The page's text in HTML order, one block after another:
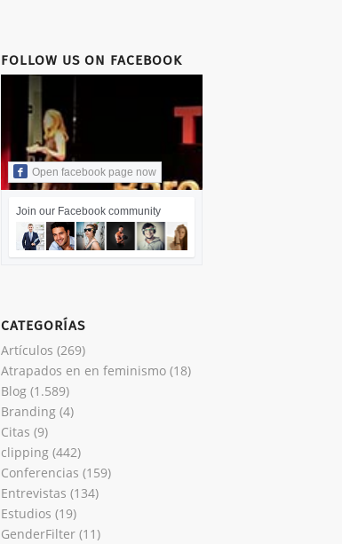
FOLLOW US ON FACEBOOK
Open facebook page now
Join our Facebook community
CATEGORÍAS
Artículos (269)
Atrapados en en feminismo(18)
Blog(1.589)
Branding(4)
Citas (9)
clipping(442)
Conferencias (159)
Entrevistas (134)
Estudios (19)
GenderFilter(11)